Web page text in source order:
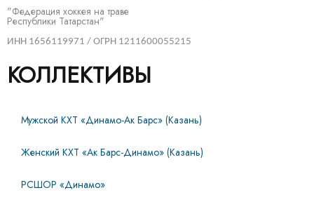
"Федерация хоккея на траве
Республики Татарстан"
ИНН 1656119971 / ОГРН 1211600055215
КОЛЛЕКТИВЫ
Мужской КХТ «Динамо-Ак Барс» (Казань)
Женский КХТ «Ак Барс-Динамо» (Казань)
РСШОР «Динамо»